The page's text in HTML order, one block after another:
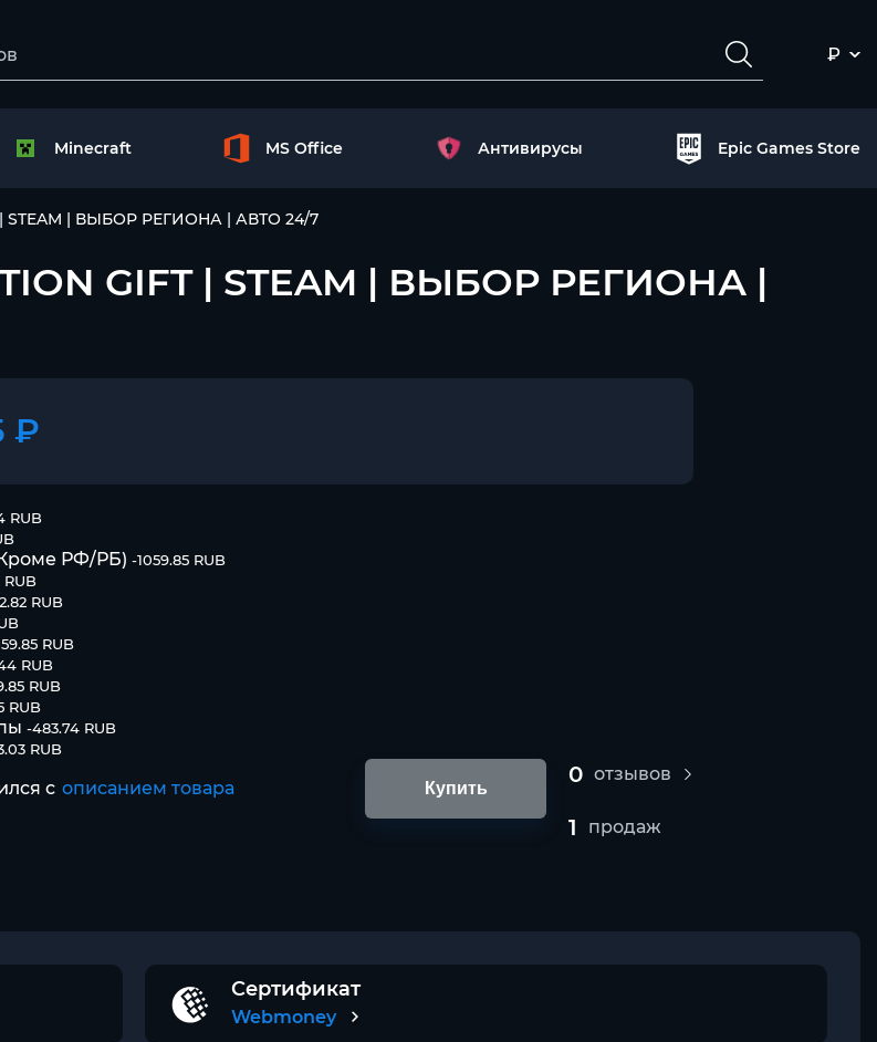
₽
Minecraft MS Office Антивирусы Epic Games Store
| STEAM | ВЫБОР РЕГИОНА | АВТО 24/7
GIFT | STEAM | ВЫБОР РЕГИОНА |
₽
RUB
РФ/РБ) -1059.85 RUB
RUB
RUB
RUB
RUB
RUB
RUB
-483.74 RUB
RUB
с описанием товара Купить
0 отзывов
1 продаж
Сертификат
Webmoney